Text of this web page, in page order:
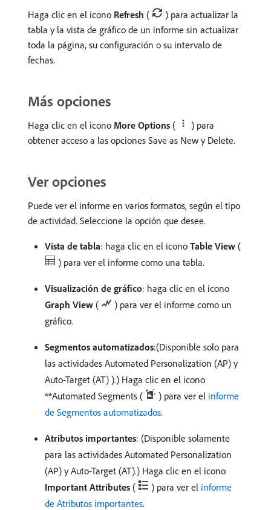
Haga clic en el icono Refresh (
) para actualizar la
tabla y la vista de gráfico de un informe sin actualizar
toda la página, su configuración o su intervalo de
fechas.
Más opciones
Haga clic en el icono More Options (
) para
obtener acceso a las opciones Save as New y Delete.
Ver opciones
Puede ver el informe en varios formatos, según el tipo
de actividad. Seleccione la opción que desee.
Vista de tabla: haga clic en el icono Table View (
) para ver el informe como una tabla.
Visualización de gráfico: haga clic en el icono
Graph View (
) para ver el informe como un
gráfico.
Segmentos automatizados:(Disponible solo para
las actividades Automated Personalization (AP) y
Auto-Target (AT) ).) Haga clic en el icono
**Automated Segments (
) para ver el informe
de Segmentos automatizados.
Atributos importantes: (Disponible solamente
para las actividades Automated Personalization
(AP) y Auto-Target (AT).) Haga clic en el icono
Important Attributes ( ) para ver el informe
de Atributos importantes.